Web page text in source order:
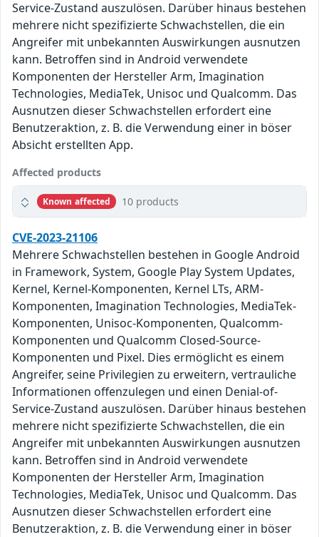
Service-Zustand auszulösen. Darüber hinaus bestehen
mehrere nicht spezifizierte Schwachstellen, die ein
Angreifer mit unbekannten Auswirkungen ausnutzen
kann. Betroffen sind in Android verwendete
Komponenten der Hersteller Arm, Imagination
Technologies, MediaTek, Unisoc und Qualcomm. Das
Ausnutzen dieser Schwachstellen erfordert eine
Benutzeraktion, z. B. die Verwendung einer in böser
Absicht erstellten App.
Affected products
Known affected 10 products
CVE-2023-21106
Mehrere Schwachstellen bestehen in Google Android
in Framework, System, Google Play System Updates,
Kernel, Kernel-Komponenten, Kernel LTs, ARM-
Komponenten, Imagination Technologies, MediaTek-
Komponenten, Unisoc-Komponenten, Qualcomm-
Komponenten und Qualcomm Closed-Source-
Komponenten und Pixel. Dies ermöglicht es einem
Angreifer, seine Privilegien zu erweitern, vertrauliche
Informationen offenzulegen und einen Denial-of-
Service-Zustand auszulösen. Darüber hinaus bestehen
mehrere nicht spezifizierte Schwachstellen, die ein
Angreifer mit unbekannten Auswirkungen ausnutzen
kann. Betroffen sind in Android verwendete
Komponenten der Hersteller Arm, Imagination
Technologies, MediaTek, Unisoc und Qualcomm. Das
Ausnutzen dieser Schwachstellen erfordert eine
Benutzeraktion, z. B. die Verwendung einer in böser